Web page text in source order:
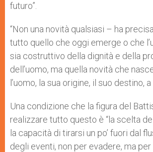
futuro”.
“Non una novità qualsiasi – ha
tutto quello che oggi emerge o che
sia costruttivo della dignità e della
dell’uomo, ma quella novità che
l’uomo, la sua origine, il suo destino, a
Una condizione che la figura del
realizzare tutto questo è “la scelta
la capacità di tirarsi un po’ fuori dal
degli eventi, non per evadere, ma